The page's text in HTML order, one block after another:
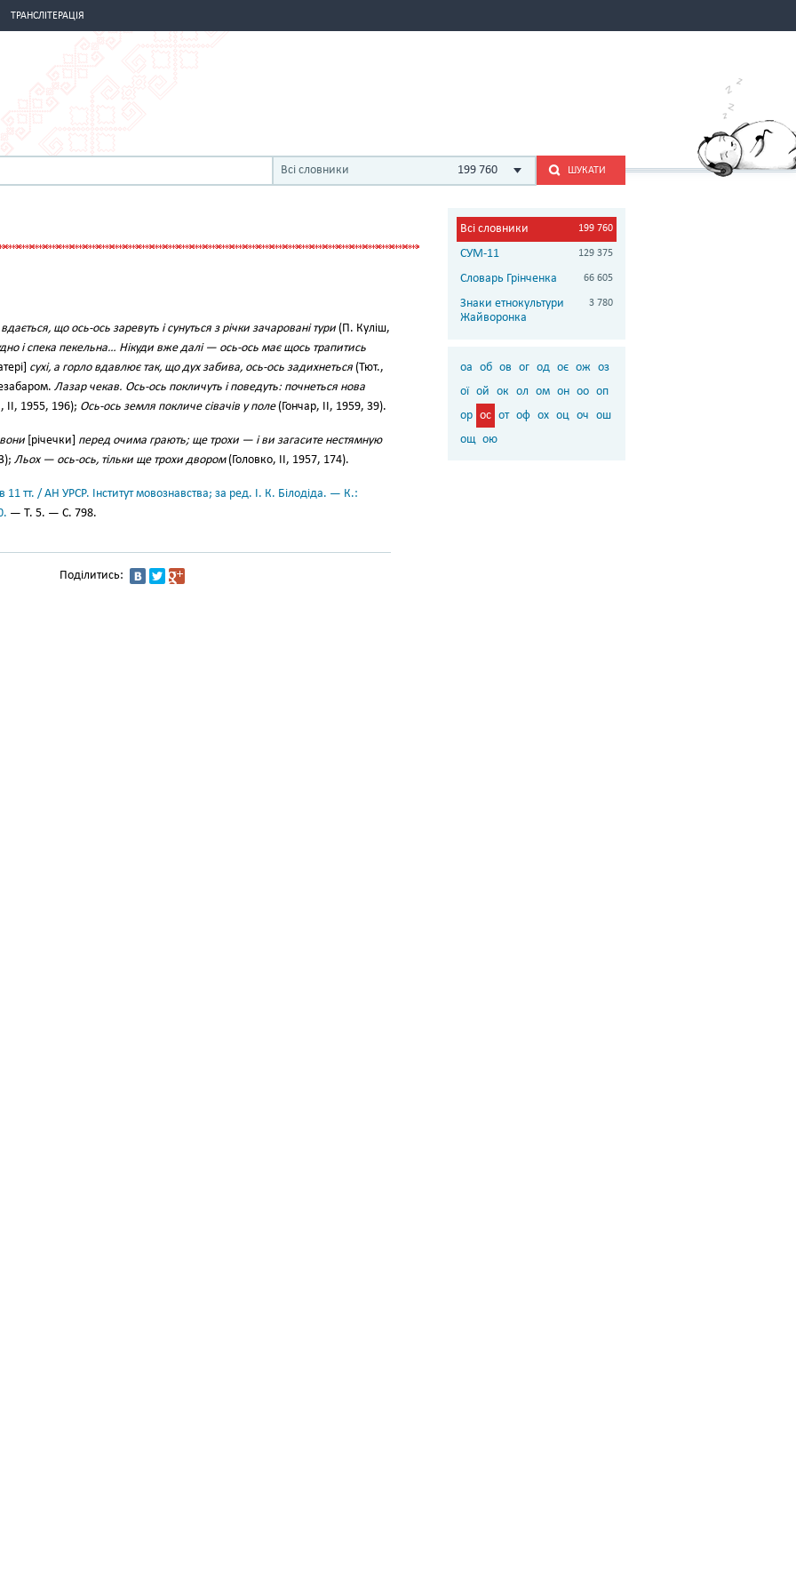
ТРАНСЛІТЕРАЦІЯ
Всі словники 199 760 ШУКАТИ
що ось-ось заревуть і сунуться з річки зачаровані тури (П. Куліш,
і спека пекельна… Нікуди вже далі — ось-ось має щось трапитись
сухі, а горло вдавлює так, що дух забива, ось-ось задихнеться (Тют.,
Лазар чекав. Ось-ось покличуть і поведуть: почнеться нова
II, 1955, 196); Ось-ось земля покличе сівачів у поле(Гончар, II, 1959, 39).
[річечки] перед очима грають; ще трохи — і ви загасите нестямную
Льох — ось-ось, тільки ще трохи двором(Головко, II, 1957, 174).
11 тт. / АН УРСР. Інститут мовознавства; за ред. І. К. Білодіда. — К.:
— Т. 5. — С. 798.
Поділитись:
Всі словники 199 760
СУМ-11 129 375
Словарь Грінченка 66 605
Знаки етнокультури
Жайворонка
3 780
оа об ов ог од оє ож оз
ої ой ок ол ом он оо оп
ор ос от оф ох оц оч ош
ощ ою